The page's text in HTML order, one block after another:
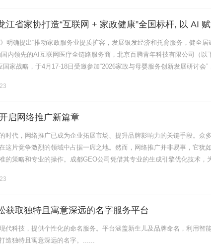
江省家协打造“互联网 + 家政健康”全国标杆, 以 AI
明确提出“推动家政服务业提质扩容，发展银发经济和托育服务，健全居
国内领先的AI互联网医疗全链路服务商，北京百腾青年科技有限公司（以
国家战略，于4月17-18日受邀参加“2026家政与母婴服务创新发展研讨会”
启网络推广新篇章
时代，网络推广已成为企业拓展市场、提升品牌影响力的关键手段。众
这片竞争激烈的领域中占据一席之地。然而，网络推广并非易事，它犹
的策略和专业的操作。成都GEO公司凭借其专业的生成引擎优化技术，
获取独特且寓意深远的名字服务平台
代科技，提供个性化的命名服务。平台涵盖新生儿及品牌命名，利用智
造独特且寓意深远的名字。......